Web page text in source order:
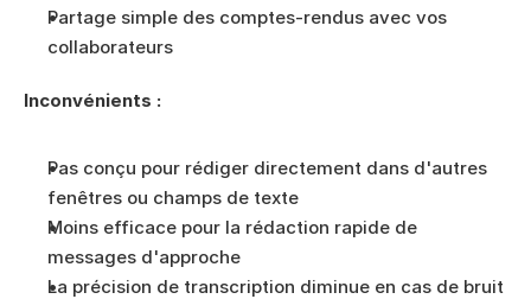
Partage simple des comptes-rendus avec vos
collaborateurs
Inconvénients :
Pas conçu pour rédiger directement dans d'autres
fenêtres ou champs de texte
Moins efficace pour la rédaction rapide de
messages d'approche
La précision de transcription diminue en cas de bruit